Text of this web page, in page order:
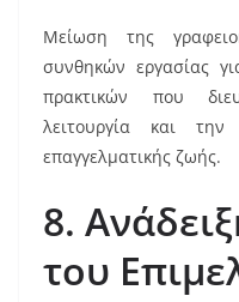
Μείωση της
συνθηκών εργασίας
πρακτικών που
λειτουργία και την
επαγγελματικής ζωής.
8.
του